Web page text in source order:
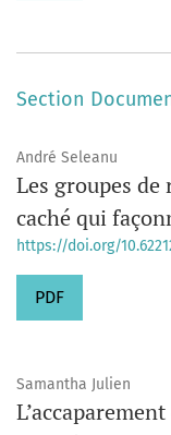
Section
André Seleanu
Les groupes
caché qui
https://doi.org/
PDF
Samantha Julien